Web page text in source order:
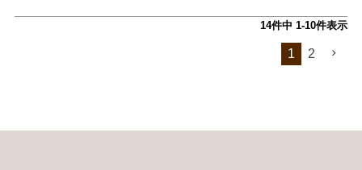
14件中 1-10件表示
1 2